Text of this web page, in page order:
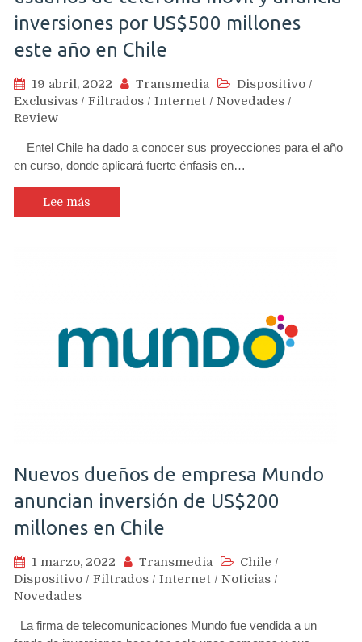
inversiones por US$500 millones
este año en Chile
19 abril, 2022 Transmedia Dispositivo /
Exclusivas / Filtrados / Internet / Novedades /
Review
Entel Chile ha dado a conocer sus proyecciones para el año
en curso, donde aplicará fuerte énfasis en…
Lee más
Nuevos dueños de empresa Mundo
anuncian inversión de US$200
millones en Chile
1 marzo, 2022 Transmedia Chile /
Dispositivo / Filtrados / Internet / Noticias /
Novedades
La firma de telecomunicaciones Mundo fue vendida a un